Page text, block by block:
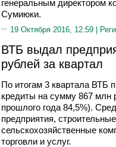
генеральным директором
Сумиюки.
19 Октября 2016, 12:59 |
ВТБ выдал
рублей за квартал
По итогам 3 квартала ВТБ
кредиты на сумму 867 млн
прошлого года 84,5%).
предприятия,
сельскохозяйственные
торговли и услуг.